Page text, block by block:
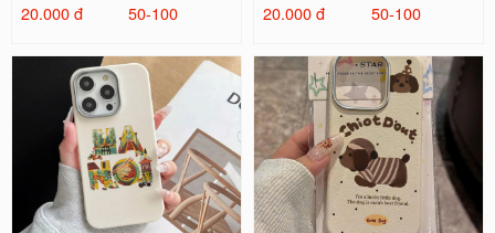
20.000 đ
50-100
20.000 đ
50-100